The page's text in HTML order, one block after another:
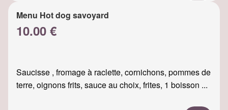
Menu Hot dog savoyard
10.00 €
Saucisse , fromage à raclette, cornichons, pommes de
terre, oignons frits, sauce au choix, frites, 1 boisson ...